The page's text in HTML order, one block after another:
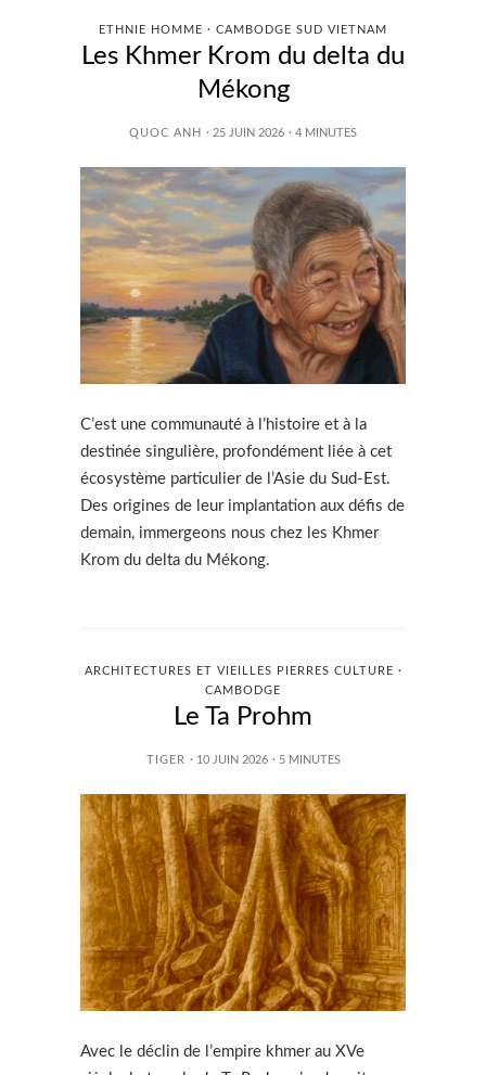
ETHNIE HOMME · CAMBODGE SUD VIETNAM
Les Khmer Krom du delta du
Mékong
QUOC ANH · 25 JUIN 2026 · 4 MINUTES
C’est une communauté à l’histoire et à la
destinée singulière, profondément liée à cet
écosystème particulier de l’Asie du Sud-Est.
Des origines de leur implantation aux défis de
demain, immergeons nous chez les Khmer
Krom du delta du Mékong.
ARCHITECTURES ET VIEILLES PIERRES CULTURE ·
CAMBODGE
Le Ta Prohm
TIGER · 10 JUIN 2026 · 5 MINUTES
Avec le déclin de l’empire khmer au XVe